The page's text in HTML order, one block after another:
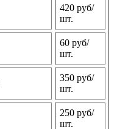
420 руб/
шт.
60 руб/
шт.
350 руб/
шт.
250 руб/
шт.